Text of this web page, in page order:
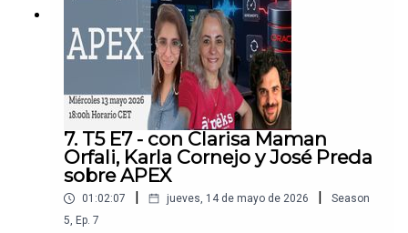
7. T5 E7 - con Clarisa Maman
Orfali, Karla Cornejo y José Preda
sobre APEX
01:02:07 jueves, 14 de mayo de 2026
Season
5, Ep. 7